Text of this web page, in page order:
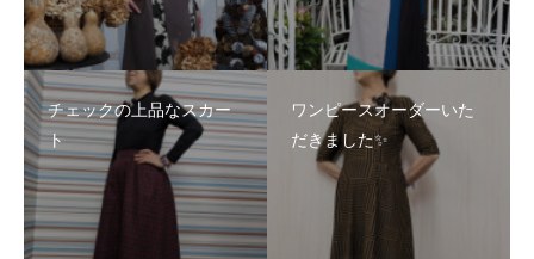
チェックの上品なスカー
ト
ワンピースオーダーいた
だきました✨